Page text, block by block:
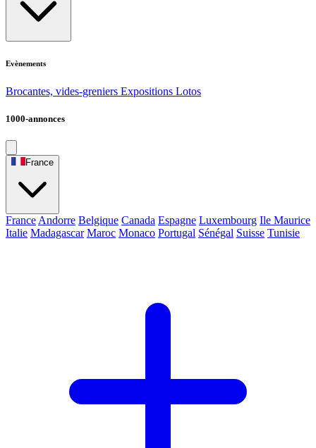
Evènements
Brocantes, vides-greniers Expositions Lotos
1000-annonces
France
France Andorre Belgique Canada Espagne Luxembourg Ile Maurice
Italie Madagascar Maroc Monaco Portugal Sénégal Suisse Tunisie